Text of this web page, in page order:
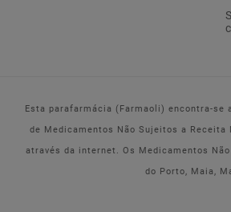
Esta parafarmácia (Farmaoli) encontra-se
de Medicamentos Não Sujeitos a
através da internet. Os Medicamentos
do Porto, Maia,